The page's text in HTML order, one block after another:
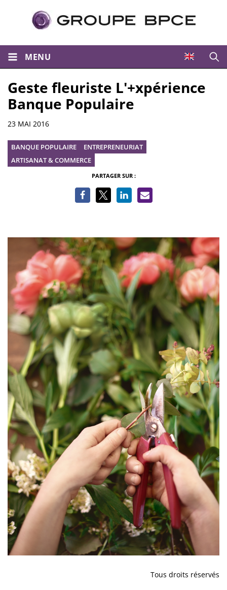
MENU
Geste fleuriste L'+xpérience
Banque Populaire
Informations
23 MAI 2016
BANQUE POPULAIRE
ENTREPRENEURIAT
ARTISANAT & COMMERCE
PARTAGER SUR :
Tous droits réservés